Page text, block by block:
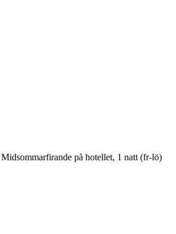
på hotellet, 1 natt (fr-lö)